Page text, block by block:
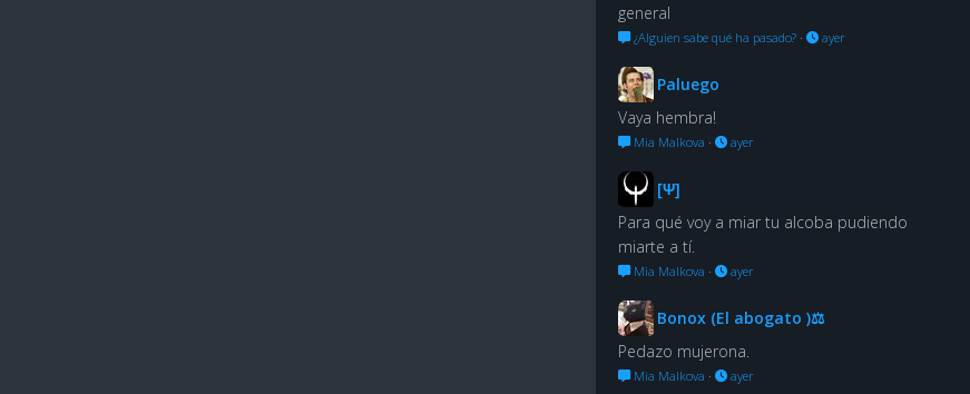
general
¿Alguien sabe qué ha pasado? · ayer
Paluego
Vaya hembra!
Mia Malkova · ayer
[Ψ]
Para qué voy a miar tu alcoba pudiendo
miarte a tí.
Mia Malkova · ayer
Bonox (El abogato )⚖
Pedazo mujerona.
Mia Malkova · ayer